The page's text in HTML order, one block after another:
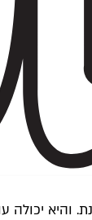
והיא יכולה